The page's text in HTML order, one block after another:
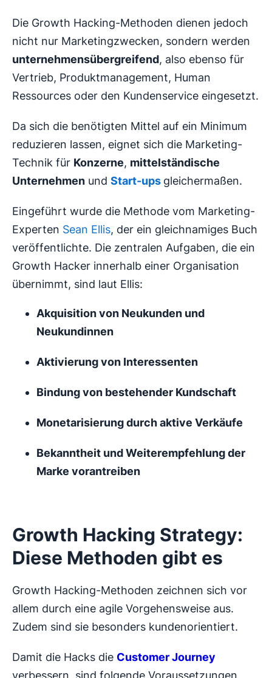
Die Growth Hacking-Methoden dienen jedoch
nicht nur Marketingzwecken, sondern werden
unternehmensübergreifend, also ebenso für
Vertrieb, Produktmanagement, Human
Ressources oder den Kundenservice eingesetzt.
Da sich die benötigten Mittel auf ein Minimum
reduzieren lassen, eignet sich die Marketing-
Technik für Konzerne, mittelständische
Unternehmen und Start-ups gleichermaßen.
Eingeführt wurde die Methode vom Marketing-
Experten Sean Ellis, der ein gleichnamiges Buch
veröffentlichte. Die zentralen Aufgaben, die ein
Growth Hacker innerhalb einer Organisation
übernimmt, sind laut Ellis:
Akquisition von Neukunden und
Neukundinnen
Aktivierung von Interessenten
Bindung von bestehender Kundschaft
Monetarisierung durch aktive Verkäufe
Bekanntheit und Weiterempfehlung der
Marke vorantreiben
Growth Hacking Strategy:
Diese Methoden gibt es
Growth Hacking-Methoden zeichnen sich vor
allem durch eine agile Vorgehensweise aus.
Zudem sind sie besonders kundenorientiert.
Damit die Hacks die Customer Journey
verbessern, sind folgende Voraussetzungen